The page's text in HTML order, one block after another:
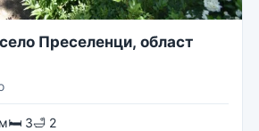
Преселенци, област
🛏 3🛁 2